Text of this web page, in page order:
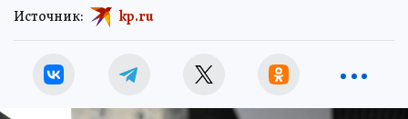
Источник: kp.ru